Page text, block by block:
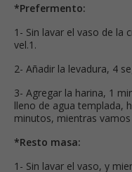
*Prefermento:
1- Sin lavar el vaso de la
vel.1.
2- Añadir la levadura, 4
3- Agregar la harina, 1
lleno de agua templada,
minutos, mientras
*Resto masa:
1- Sin lavar el vaso, y